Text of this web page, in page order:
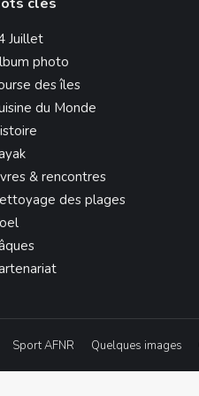
Juillet
photo
des îles
du Monde
& rencontres
des plages
Sport AFNR Quelques images